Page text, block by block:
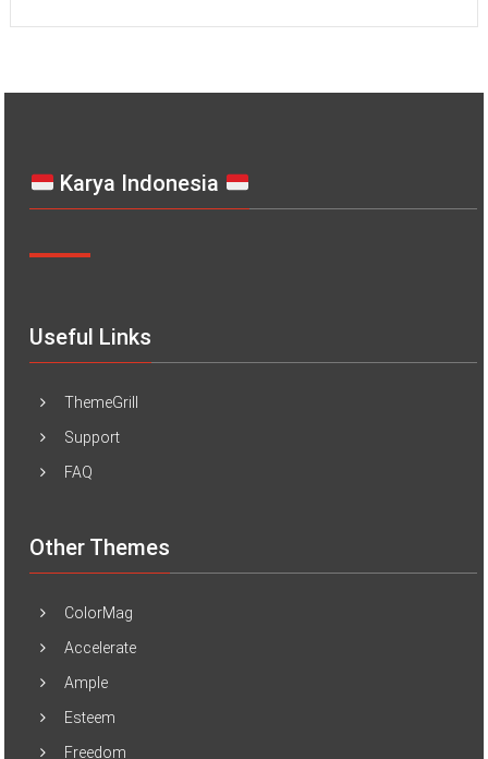
Karya Indonesia
Useful Links
ThemeGrill
Support
FAQ
Other Themes
ColorMag
Accelerate
Ample
Esteem
Freedom